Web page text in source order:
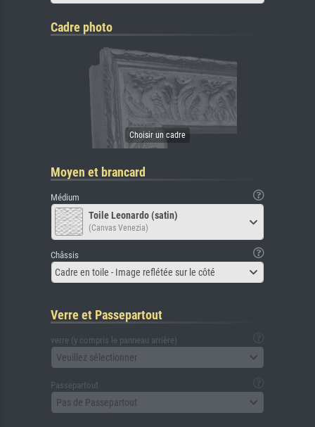
Cadre photo
Moyen et brancard
Médium
Toile Leonardo (satin)
(Canvas Venezia)
Châssis
Cadre en toile - Image reflétée sur le côté
Verre et Passepartout
verre (y compris le panneau arrière)
Veuillez sélectionner
Passepartout
Pas de Passepartout